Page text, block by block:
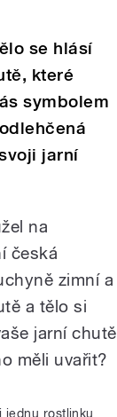
se hlásí
které
symbolem
jarní
na
česká
zimní a
a tělo si
jarní chutě
měli uvařit?
jednu rostlinku